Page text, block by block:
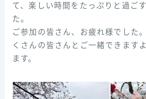
て、楽しい時間をたっぷりと過ご
た。
ご参加の皆さん、お疲れ様でした
くさんの皆さんとご一緒できます
ます。